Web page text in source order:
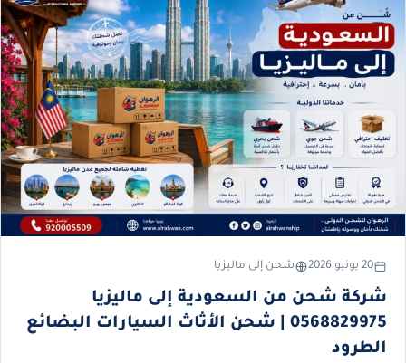
20 يونيو 2026 شحن إلى ماليزيا
شركة شحن من السعودية إلى ماليزيا
0568829975 | شحن الأثاث السيارات البضائع
الطرود